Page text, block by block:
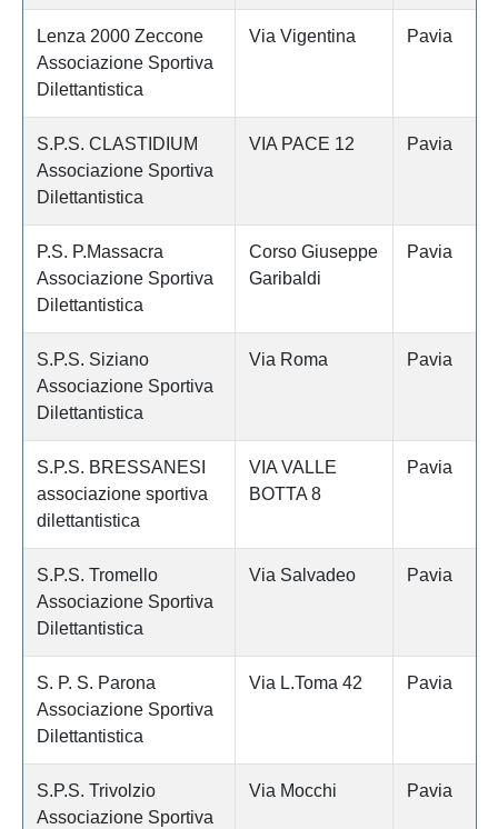
Lenza 2000 Zeccone
Associazione Sportiva
Dilettantistica
Via Vigentina Pavia
S.P.S. CLASTIDIUM
Associazione Sportiva
Dilettantistica
VIA PACE 12 Pavia
P.S. P.Massacra
Associazione Sportiva
Dilettantistica
Corso Giuseppe
Garibaldi
Pavia
S.P.S. Siziano
Associazione Sportiva
Dilettantistica
Via Roma Pavia
S.P.S. BRESSANESI
associazione sportiva
dilettantistica
VIA VALLE
BOTTA 8
Pavia
S.P.S. Tromello
Associazione Sportiva
Dilettantistica
Via Salvadeo Pavia
S. P. S. Parona
Associazione Sportiva
Dilettantistica
Via L.Toma 42 Pavia
S.P.S. Trivolzio
Associazione Sportiva
Via Mocchi Pavia